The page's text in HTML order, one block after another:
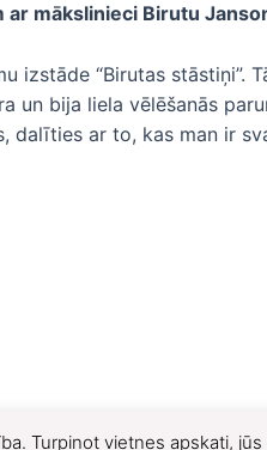
ar mākslinieci Birutu
izstāde “Birutas stāstiņi”.
un bija liela vēlēšanās
ar to, kas man ir
Turpinot vietnes apskati,